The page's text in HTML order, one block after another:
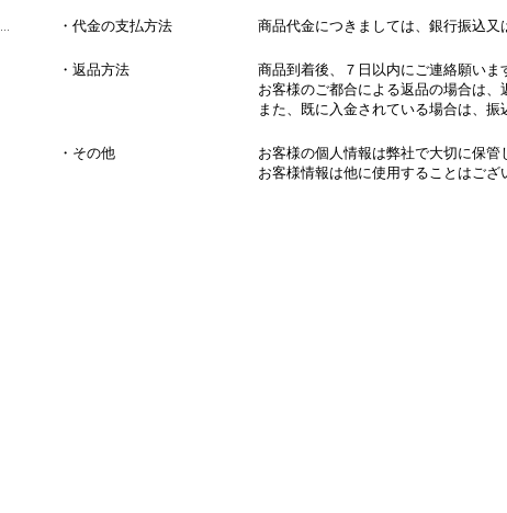
・代金の支払方法 商品代金につきましては、銀行振込又
・返品方法
商品到着後、７日以内にご連絡願いま
お客様のご都合による返品の場合は、
また、既に入金されている場合は、振
・その他
お客様の個人情報は弊社で大切に保管
お客様情報は他に使用することはござ